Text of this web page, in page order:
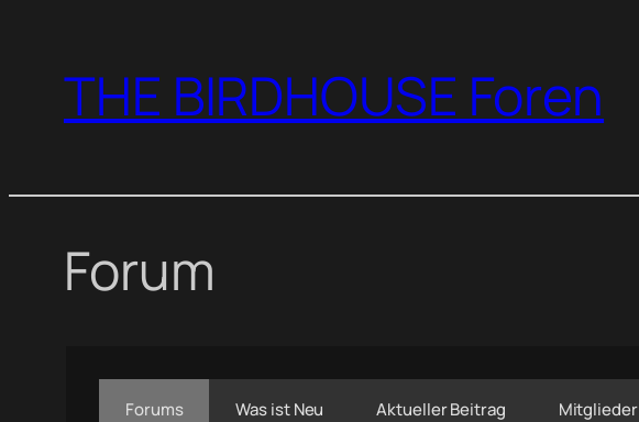
springenTHE BIRDHOUSE Foren
Forum
Forums Was ist Neu Aktueller Beitrag Mitglieder